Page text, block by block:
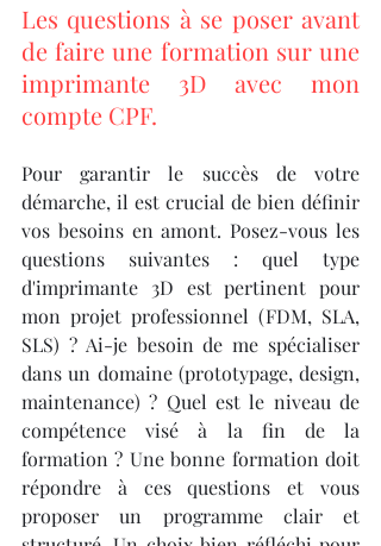
Les questions à se poser avant
de faire une formation sur une
imprimante 3D avec mon
compte CPF.
Pour garantir le succès de votre
démarche, il est crucial de bien définir
vos besoins en amont. Posez-vous les
questions suivantes : quel type
d'imprimante 3D est pertinent pour
mon projet professionnel (FDM, SLA,
SLS) ? Ai-je besoin de me spécialiser
dans un domaine (prototypage, design,
maintenance) ? Quel est le niveau de
compétence visé à la fin de la
formation ? Une bonne formation doit
répondre à ces questions et vous
proposer un programme clair et